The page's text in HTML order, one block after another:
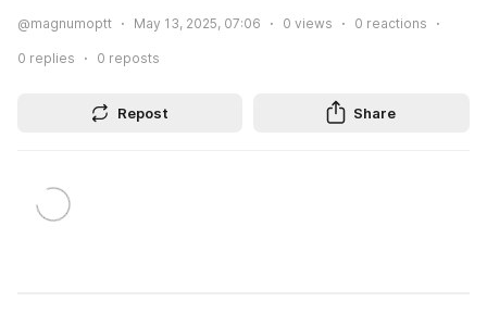
@magnumoptt May 13, 2025, 07:06 0 views 0 reactions
0 replies 0 reposts
Repost Share